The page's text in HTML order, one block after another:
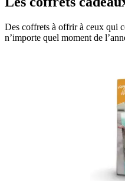
Des coffrets à offrir à ceux qui
n’importe quel moment de